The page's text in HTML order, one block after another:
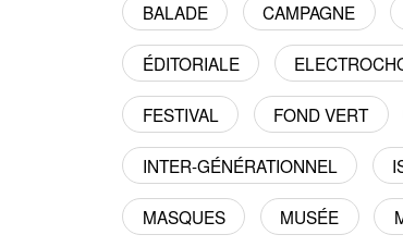
BALADE CAMPAGNE
ÉDITORIALE
FESTIVAL FOND VERT
INTER-GÉNÉRATIONNEL
MASQUES MUSÉE